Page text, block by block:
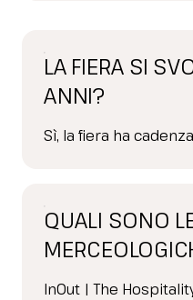
LA FIERA SI
ANNI?
Sì, la fiera ha
QUALI SONO
InOut | The